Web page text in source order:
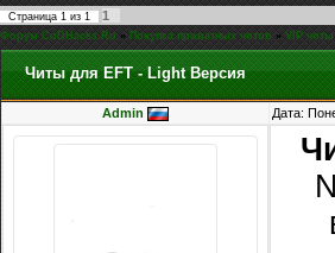
Страница 1 из 1 1
Форум CoDHacks.Ru » Покупка приватных читов » VIP читы
Читы для EFT - Light Версия
Admin Дата: